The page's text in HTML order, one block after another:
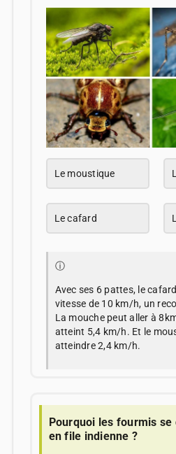
Le moustique
Le cafard
ⓘ
Avec ses 6 pattes, le
vitesse de 10 km/h, un
La mouche peut aller à
atteint 5,4 km/h. Et le
atteindre 2,4 km/h.
Pourquoi les fourmis
en file indienne ?